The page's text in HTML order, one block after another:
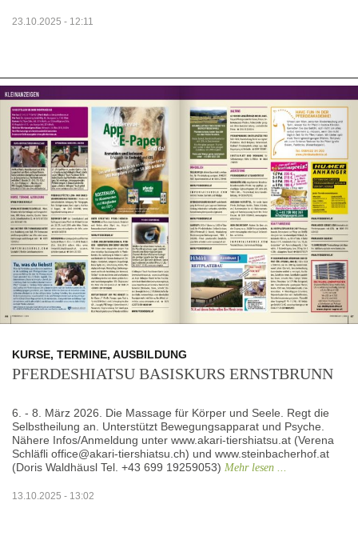
23.10.2025 - 12:11
KURSE, TERMINE, AUSBILDUNG
PFERDESHIATSU BASISKURS ERNSTBRUNN
6. - 8. März 2026. Die Massage für Körper und Seele. Regt die
Selbstheilung an. Unterstützt Bewegungsapparat und Psyche.
Nähere Infos/Anmeldung unter www.akari-tiershiatsu.at (Verena
Schläfli office@akari-tiershiatsu.ch) und www.steinbacherhof.at
(Doris Waldhäusl Tel. +43 699 19259053) Mehr lesen ...
13.10.2025 - 13:02